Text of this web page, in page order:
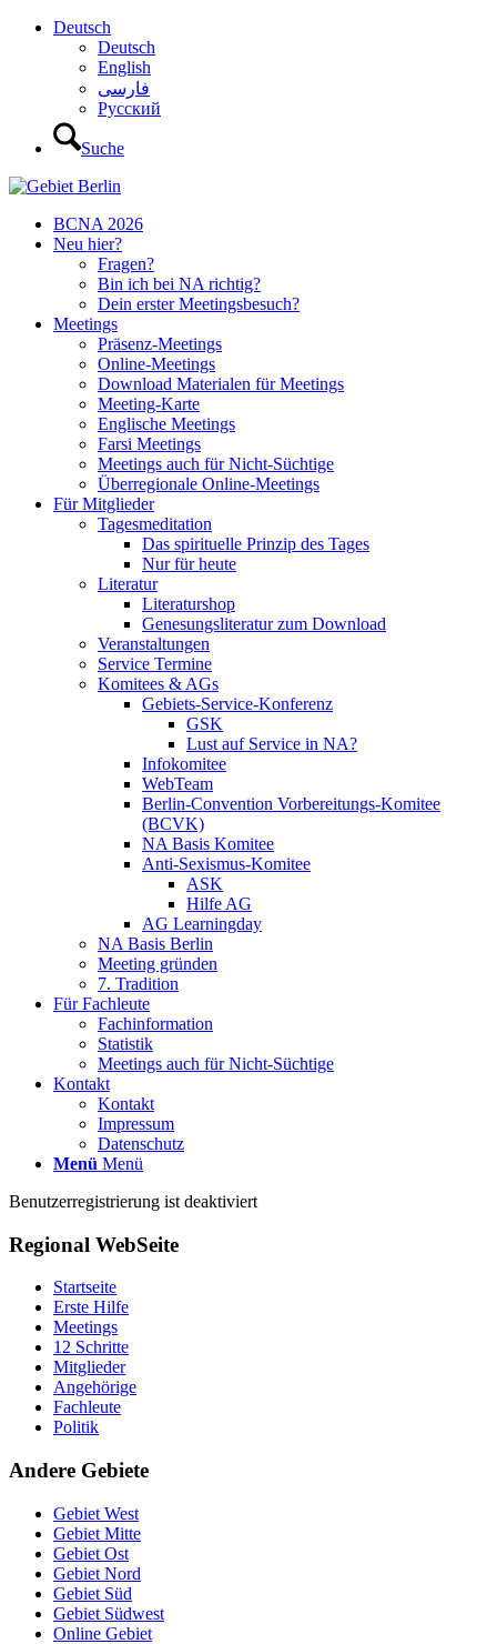
Deutsch
Deutsch
English
فارسی
Русский
Suche
BCNA 2026
Neu hier?
Fragen?
Bin ich bei NA richtig?
Dein erster Meetingsbesuch?
Meetings
Präsenz-Meetings
Online-Meetings
Download Materialen für Meetings
Meeting-Karte
Englische Meetings
Farsi Meetings
Meetings auch für Nicht-Süchtige
Überregionale Online-Meetings
Für Mitglieder
Tagesmeditation
Das spirituelle Prinzip des Tages
Nur für heute
Literatur
Literaturshop
Genesungsliteratur zum Download
Veranstaltungen
Service Termine
Komitees & AGs
Gebiets-Service-Konferenz
GSK
Lust auf Service in NA?
Infokomitee
WebTeam
Berlin-Convention Vorbereitungs-Komitee
(BCVK)
NA Basis Komitee
Anti-Sexismus-Komitee
ASK
Hilfe AG
AG Learningday
NA Basis Berlin
Meeting gründen
7. Tradition
Für Fachleute
Fachinformation
Statistik
Meetings auch für Nicht-Süchtige
Kontakt
Kontakt
Impressum
Datenschutz
Menü Menü
Benutzerregistrierung ist deaktiviert
Regional WebSeite
Startseite
Erste Hilfe
Meetings
12 Schritte
Mitglieder
Angehörige
Fachleute
Politik
Andere Gebiete
Gebiet West
Gebiet Mitte
Gebiet Ost
Gebiet Nord
Gebiet Süd
Gebiet Südwest
Online Gebiet